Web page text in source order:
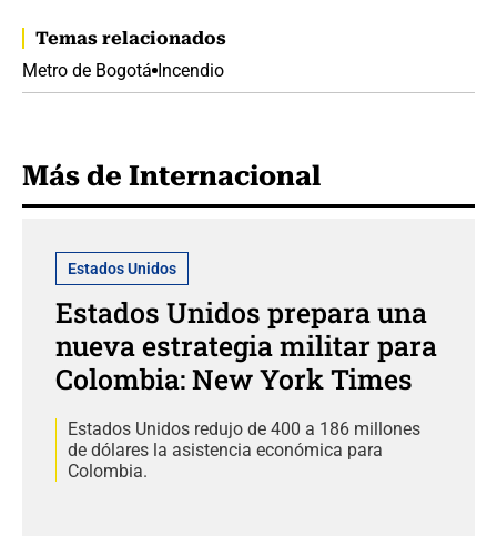
Temas relacionados
Metro de Bogotá Incendio
Más de Internacional
Estados Unidos
Estados Unidos prepara una
nueva estrategia militar para
Colombia: New York Times
Estados Unidos redujo de 400 a 186 millones
de dólares la asistencia económica para
Colombia.